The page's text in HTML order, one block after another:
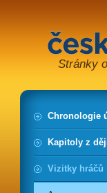
Stránky
Chronologie
Kapitoly z
Vizitky hráčů